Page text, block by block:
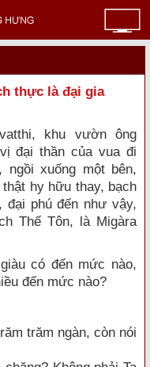
thực là đại gia
khu vườn ông
đại thần của vua đi
ngồi xuống một bên,
hy hữu thay, bạch
đại phú đến như vậy,
Thế Tôn, là Migàra
có đến mức nào,
đến mức nào?
trăm ngàn, còn nói